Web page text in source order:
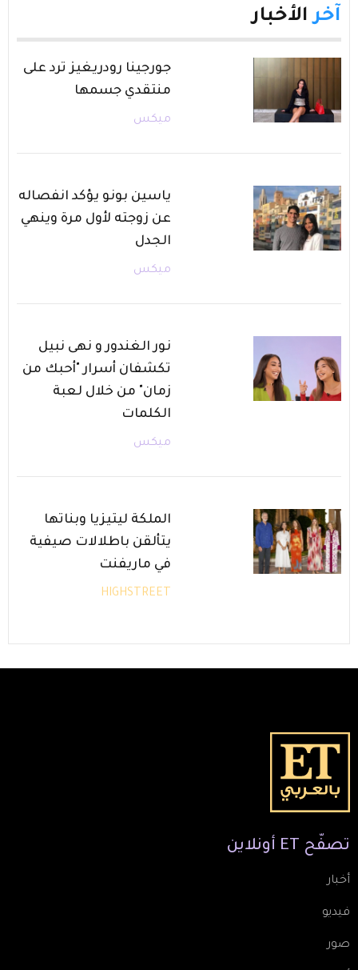
آخر الأخبار
جورجينا رودريغيز ترد على
منتقدي جسمها
ميكس
ياسين بونو يؤكد انفصاله
عن زوجته لأول مرة وينهي
الجدل
ميكس
نور الغندور و نهى نبيل
تكشفان أسرار "أحبك من
زمان" من خلال لعبة
الكلمات
ميكس
الملكة ليتيزيا وبناتها
يتألقن باطلالات صيفية
في ماريفنت
HIGHSTREET
تصفّح ET أونلاين
أخبار
فيديو
صور